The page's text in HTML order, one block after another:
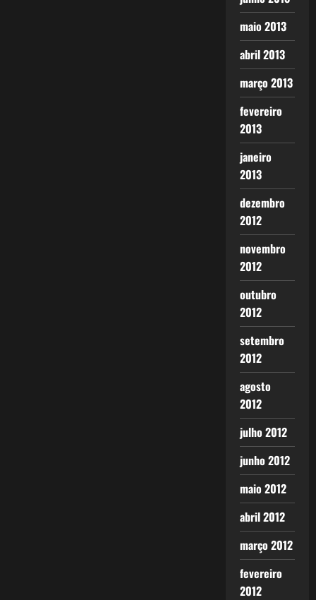
maio 2013
abril 2013
março 2013
fevereiro
2013
janeiro
2013
dezembro
2012
novembro
2012
outubro
2012
setembro
2012
agosto
2012
julho 2012
junho 2012
maio 2012
abril 2012
março 2012
fevereiro
2012